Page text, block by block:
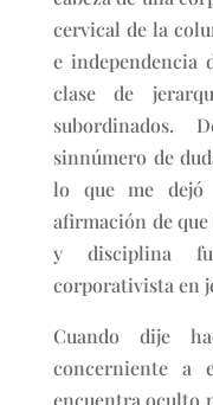
cervical de la
e independencia
clase de
subordinados.
sinnúmero de
lo que me dejó
afirmación de
y disciplina
corporativista en
Cuando dije
concerniente a
encuentra oculto